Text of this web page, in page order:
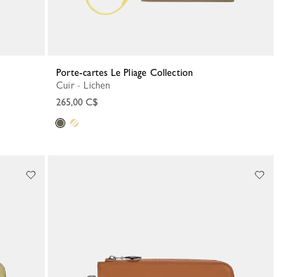
Porte-cartes Le Pliage Collection
Cuir - Lichen
265,00 C$